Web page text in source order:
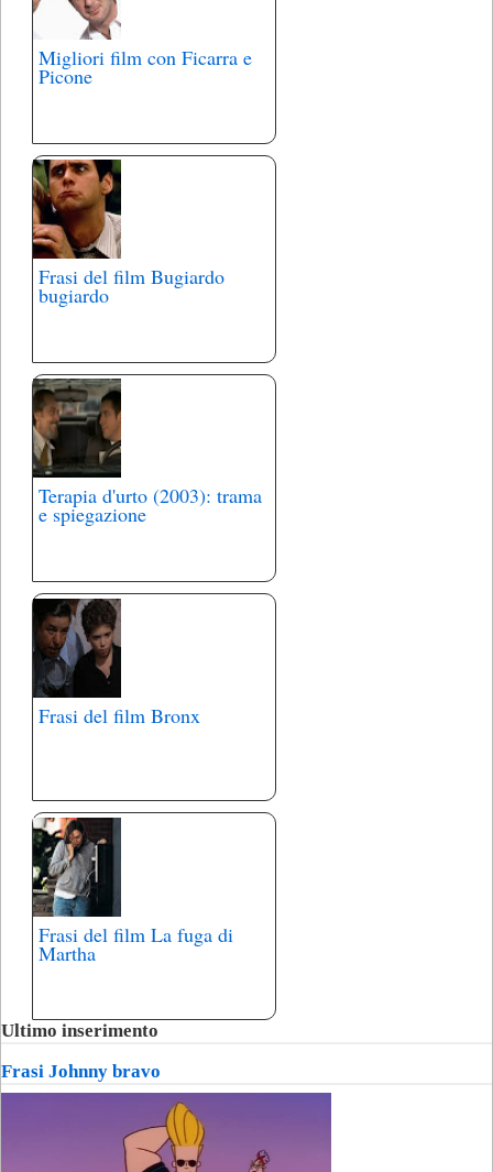
Migliori film con Ficarra e
Picone
Frasi del film Bugiardo
bugiardo
Terapia d'urto (2003): trama
e spiegazione
Frasi del film Bronx
Frasi del film La fuga di
Martha
Ultimo inserimento
Frasi Johnny bravo